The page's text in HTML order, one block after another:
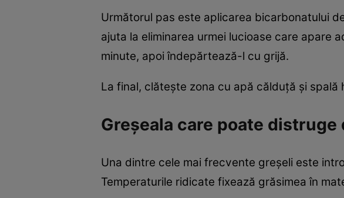
Următorul pas este aplicarea bicarbonatului
ajuta la eliminarea urmei lucioase care apare
minute, apoi îndepărtează-l cu grijă.
La final, clătește zona cu apă călduță și
Greșeala care poate
Una dintre cele mai frecvente greșeli este
Temperaturile ridicate fixează grăsimea în